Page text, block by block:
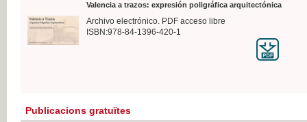
Valencia a trazos: expresión poligráfica arquitectónica
Archivo electrónico. PDF acceso libre
ISBN:978-84-1396-420-1
Publicacions gratuïtes